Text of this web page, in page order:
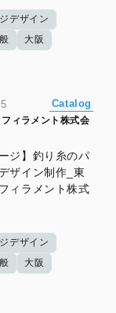
デザイン
大阪
Catalog
ィラメント株式会
ジ】釣り糸のパ
ザイン制作_東
ィラメント株式
デザイン
大阪